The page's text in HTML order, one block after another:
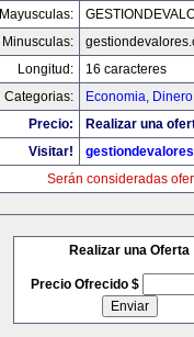
Mayusculas:
Minusculas:
Longitud:
16 caracteres
Categorias:
Economia,
Precio:
Realizar una
Visitar!
Serán consideradas
Realizar una Oferta
Precio Ofrecido $